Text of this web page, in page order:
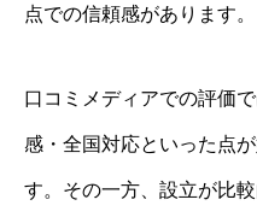
点での信頼感があります。
口コミメディアでの評価
感・全国対応といった点
す。その一方、設立が比